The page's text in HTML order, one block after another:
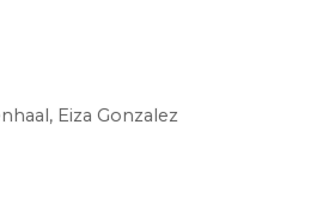
Eiza Gonzalez